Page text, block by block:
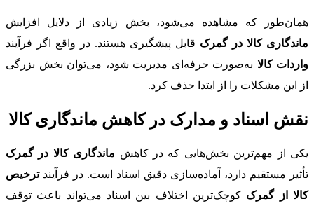
همان‌طور که مشاهده می‌شود، بخش زیادی از دلایل افزایش
ماندگاری کالا در گمرک قابل پیشگیری هستند. در واقع اگر فرآیند
واردات کالا به‌صورت حرفه‌ای مدیریت شود، می‌توان بخش بزرگی
از این مشکلات را از ابتدا حذف کرد.
نقش اسناد و مدارک در کاهش ماندگاری کالا
یکی از مهم‌ترین بخش‌هایی که در کاهش ماندگاری کالا در گمرک
تأثیر مستقیم دارد، آماده‌سازی دقیق اسناد است. در فرآیندترخیص
کالا از گمرک کوچک‌ترین اختلاف بین اسناد می‌تواند باعث توقف